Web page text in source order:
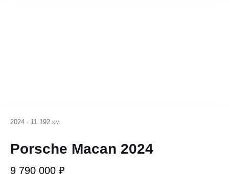
2024 · 11 192 км
Porsche Macan 2024
9 790 000 ₽